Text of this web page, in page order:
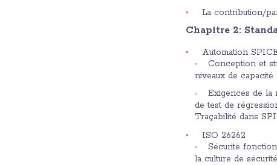
La contribution/
Chapitre 2:
Automation
Conception et
niveaux de
Exigences de la
de test de
Traçabilité dans
ISO 26262
Sécurité
la culture de